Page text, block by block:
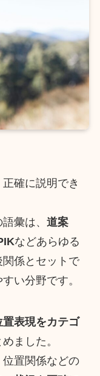
確に説明でき
彙は、 道案
などあらゆる
係とセットで
い分野です。
表現をカテゴ
ました。
位置関係などの